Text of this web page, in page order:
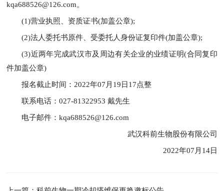
kqa688526@126.com。
(1)营业执照、资质证书(加盖公章);
(2)法人委托书原件、受委托人身份证复印件(加盖公章);
(3)近两年完成武汉市及周边有关企业的业绩证明(合同复印
件加盖公章)
报名截止时间：2022年07月19日17点整
联系电话：027-81322953 戴先生
电子邮件：kqa688526@126.com
武汉科前生物股份有限公司
2022年07月14日